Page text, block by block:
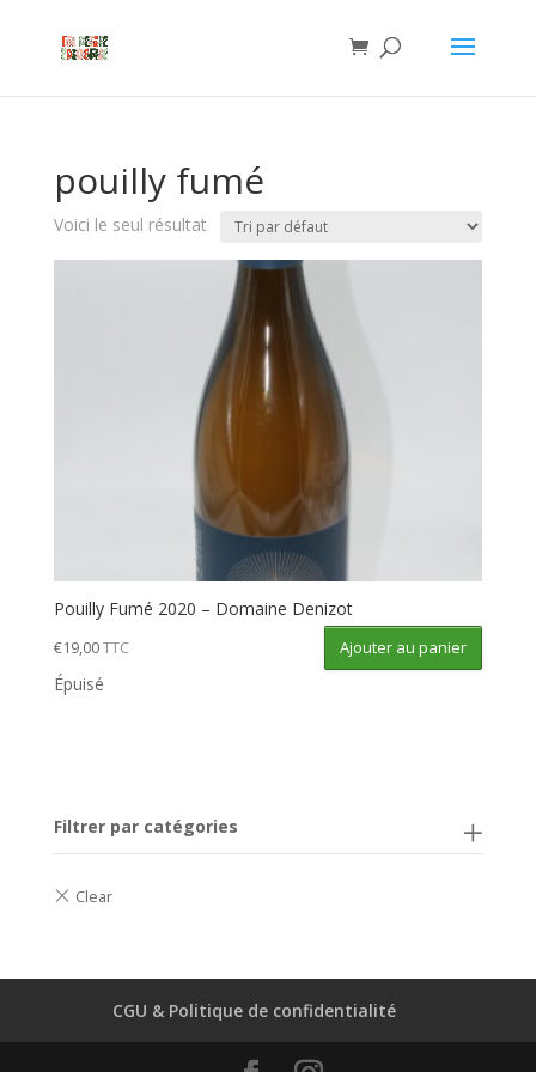
pouilly fumé
Voici le seul résultat
Pouilly Fumé 2020 – Domaine Denizot
€19,00TTC Ajouter au panier
Épuisé
Filtrer par catégories
CGU & Politique de confidentialité